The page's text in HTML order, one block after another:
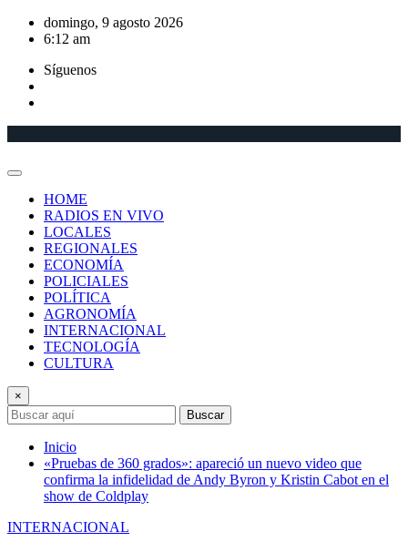
Saltar
domingo, 9 agosto 2026
6:12 am
Síguenos
HOME
RADIOS EN VIVO
LOCALES
REGIONALES
ECONOMÍA
POLICIALES
POLÍTICA
AGRONOMÍA
INTERNACIONAL
TECNOLOGÍA
CULTURA
×
Buscar
Inicio
«Pruebas de 360 grados»: apareció un nuevo video que
confirma la infidelidad de Andy Byron y Kristin Cabot en el
show de Coldplay
INTERNACIONAL